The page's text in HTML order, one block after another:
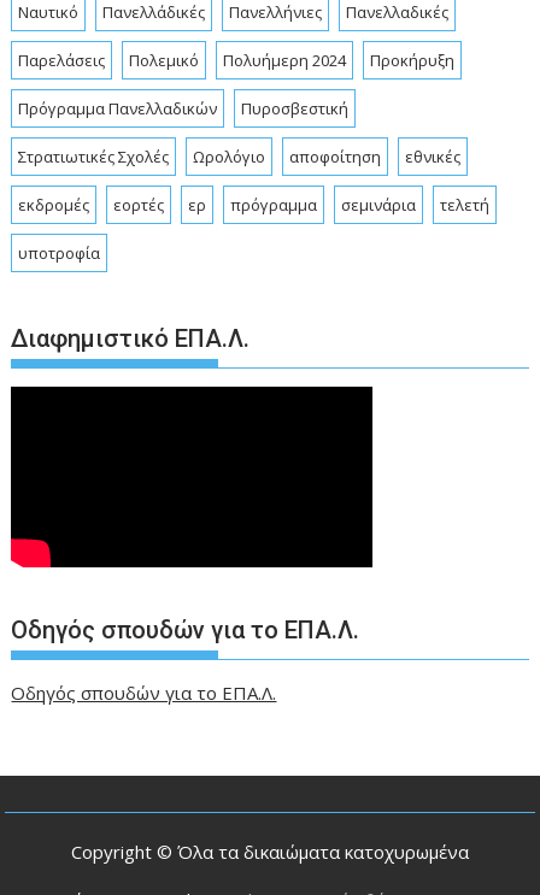
Ναυτικό Πανελλάδικές Πανελλήνιες Πανελλαδικές
Παρελάσεις Πολεμικό Πολυήμερη 2024 Προκήρυξη
Πρόγραμμα Πανελλαδικών Πυροσβεστική
Στρατιωτικές Σχολές Ωρολόγιο αποφοίτηση εθνικές
εκδρομές εορτές ερ πρόγραμμα σεμινάρια τελετή
υποτροφία
Διαφημιστικό ΕΠΑ.Λ.
Οδηγός σπουδών για το ΕΠΑ.Λ.
Οδηγός σπουδών για το ΕΠΑ.Λ.
Copyright © Όλα τα δικαιώματα κατοχυρωμένα